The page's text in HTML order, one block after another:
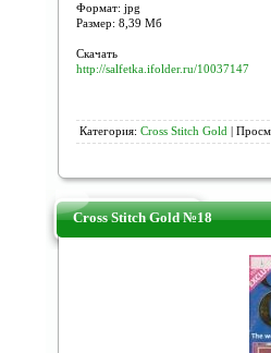
Формат: jpg
Размер: 8,39 Мб
Скачать
http://salfetka.ifolder.ru/10037147
Категория: Cross Stitch Gold |
Cross Stitch Gold №18